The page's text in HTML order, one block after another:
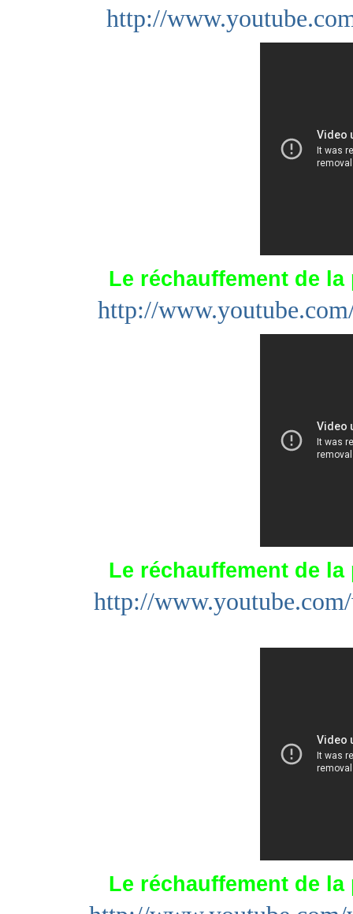
http://
Le réchauffement de
http://
Le réchauffement de
http://
Le réchauffement de